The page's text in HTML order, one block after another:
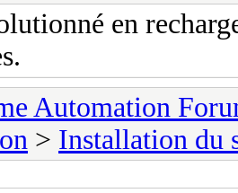
en
Automation
> Installation du